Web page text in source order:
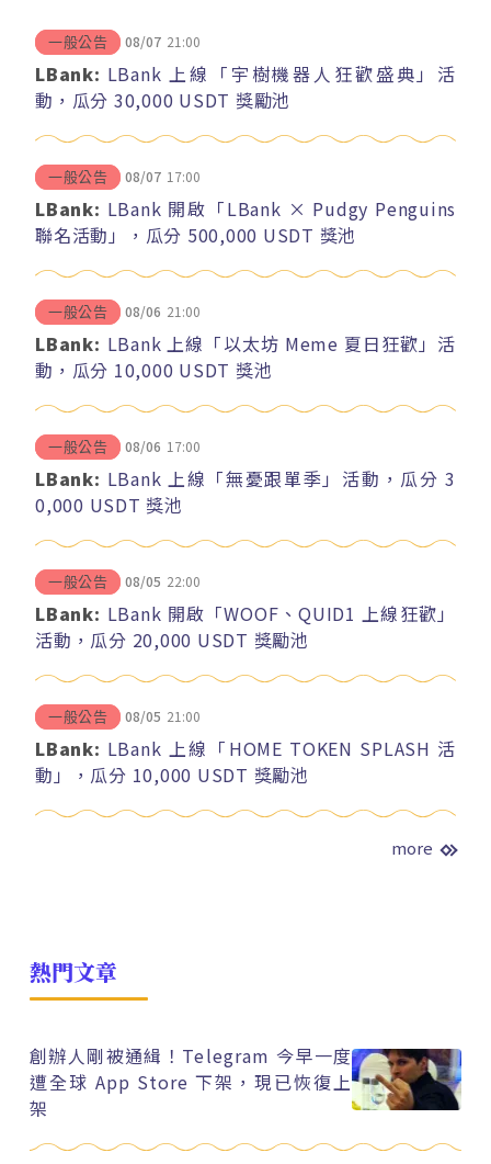
一般公告 08/07 21:00
LBank: LBank 上線「宇樹機器人狂歡盛典」活
動，瓜分 30,000 USDT 獎勵池
一般公告 08/07 17:00
LBank: LBank 開啟「LBank × Pudgy Penguins
聯名活動」，瓜分 500,000 USDT 獎池
一般公告 08/06 21:00
LBank: LBank 上線「以太坊 Meme 夏日狂歡」活
動，瓜分 10,000 USDT 獎池
一般公告 08/06 17:00
LBank: LBank 上線「無憂跟單季」活動，瓜分 3
0,000 USDT 獎池
一般公告 08/05 22:00
LBank: LBank 開啟「WOOF、QUID1 上線狂歡」
活動，瓜分 20,000 USDT 獎勵池
一般公告 08/05 21:00
LBank: LBank 上線「HOME TOKEN SPLASH 活
動」，瓜分 10,000 USDT 獎勵池
more
熱門文章
創辦人剛被通緝！Telegram 今早一度
遭全球 App Store 下架，現已恢復上
架